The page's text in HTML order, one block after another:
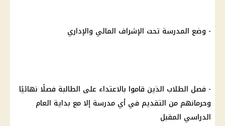
- وضع المدرسة تحت الإشراف المالي والإداري
- فصل الطلاب الذين قاموا بالاعتداء على الطالبة فصلًا نهائيًا
وحرمانهم من التقديم في أي مدرسة إلا مع بداية العام
الدراسي المقبل